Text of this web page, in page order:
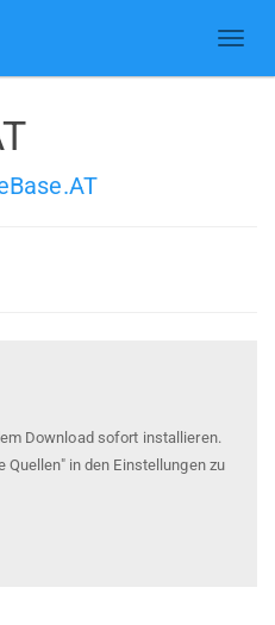
Download sofort installieren.
Quellen" in den Einstellungen zu